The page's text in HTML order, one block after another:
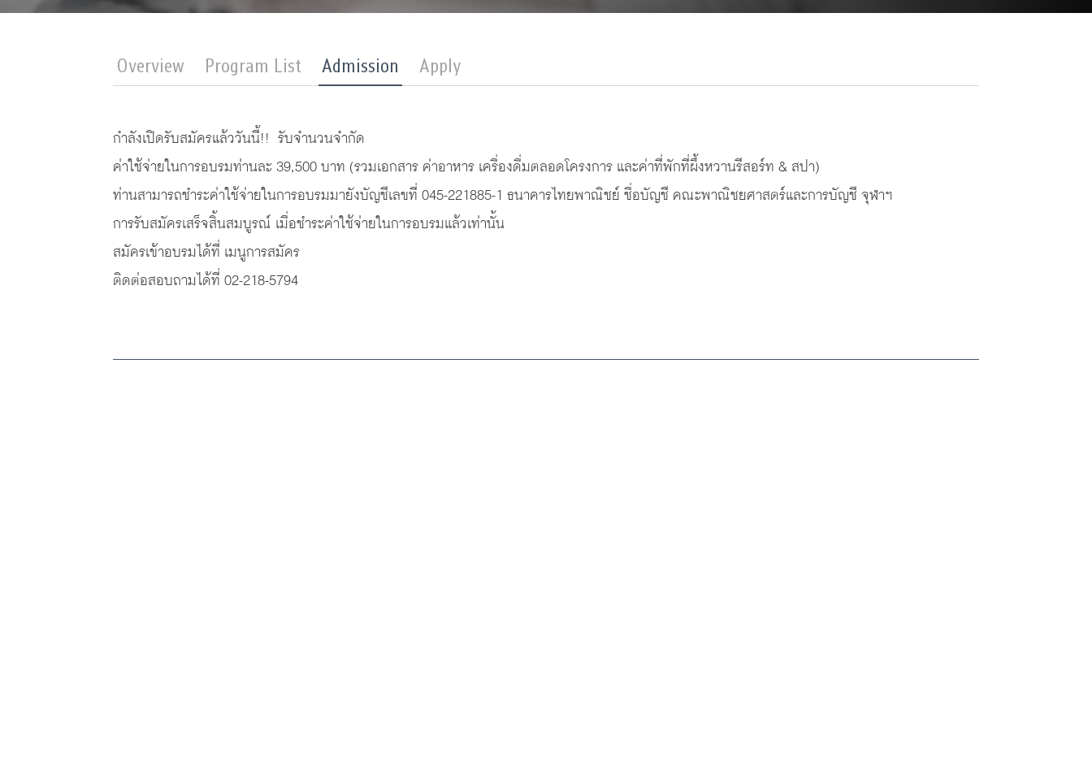
Overview Program List Admission Apply
กำลังเปิดรับสมัครแล้ววันนี้!! รับจำนวนจำกัด
ค่าใช้จ่ายในการอบรมท่านละ 39,500 บาท (รวมเอกสาร ค่าอาหาร เครื่องดื่มตลอดโครงการ และค่าที่พักที่ผึ้งหวานรีสอร์ท & สปา)
ท่านสามารถชำระค่าใช้จ่ายในการอบรมมายังบัญชีเลขที่ 045-221885-1 ธนาคารไทยพาณิชย์ ชื่อบัญชี คณะพาณิชยศาสตร์และการบัญชี จุฬาฯ
การรับสมัครเสร็จสิ้นสมบูรณ์ เมื่อชำระค่าใช้จ่ายในการอบรมแล้วเท่านั้น
สมัครเข้าอบรมได้ที่ เมนูการสมัคร
ติดต่อสอบถามได้ที่ 02-218-5794